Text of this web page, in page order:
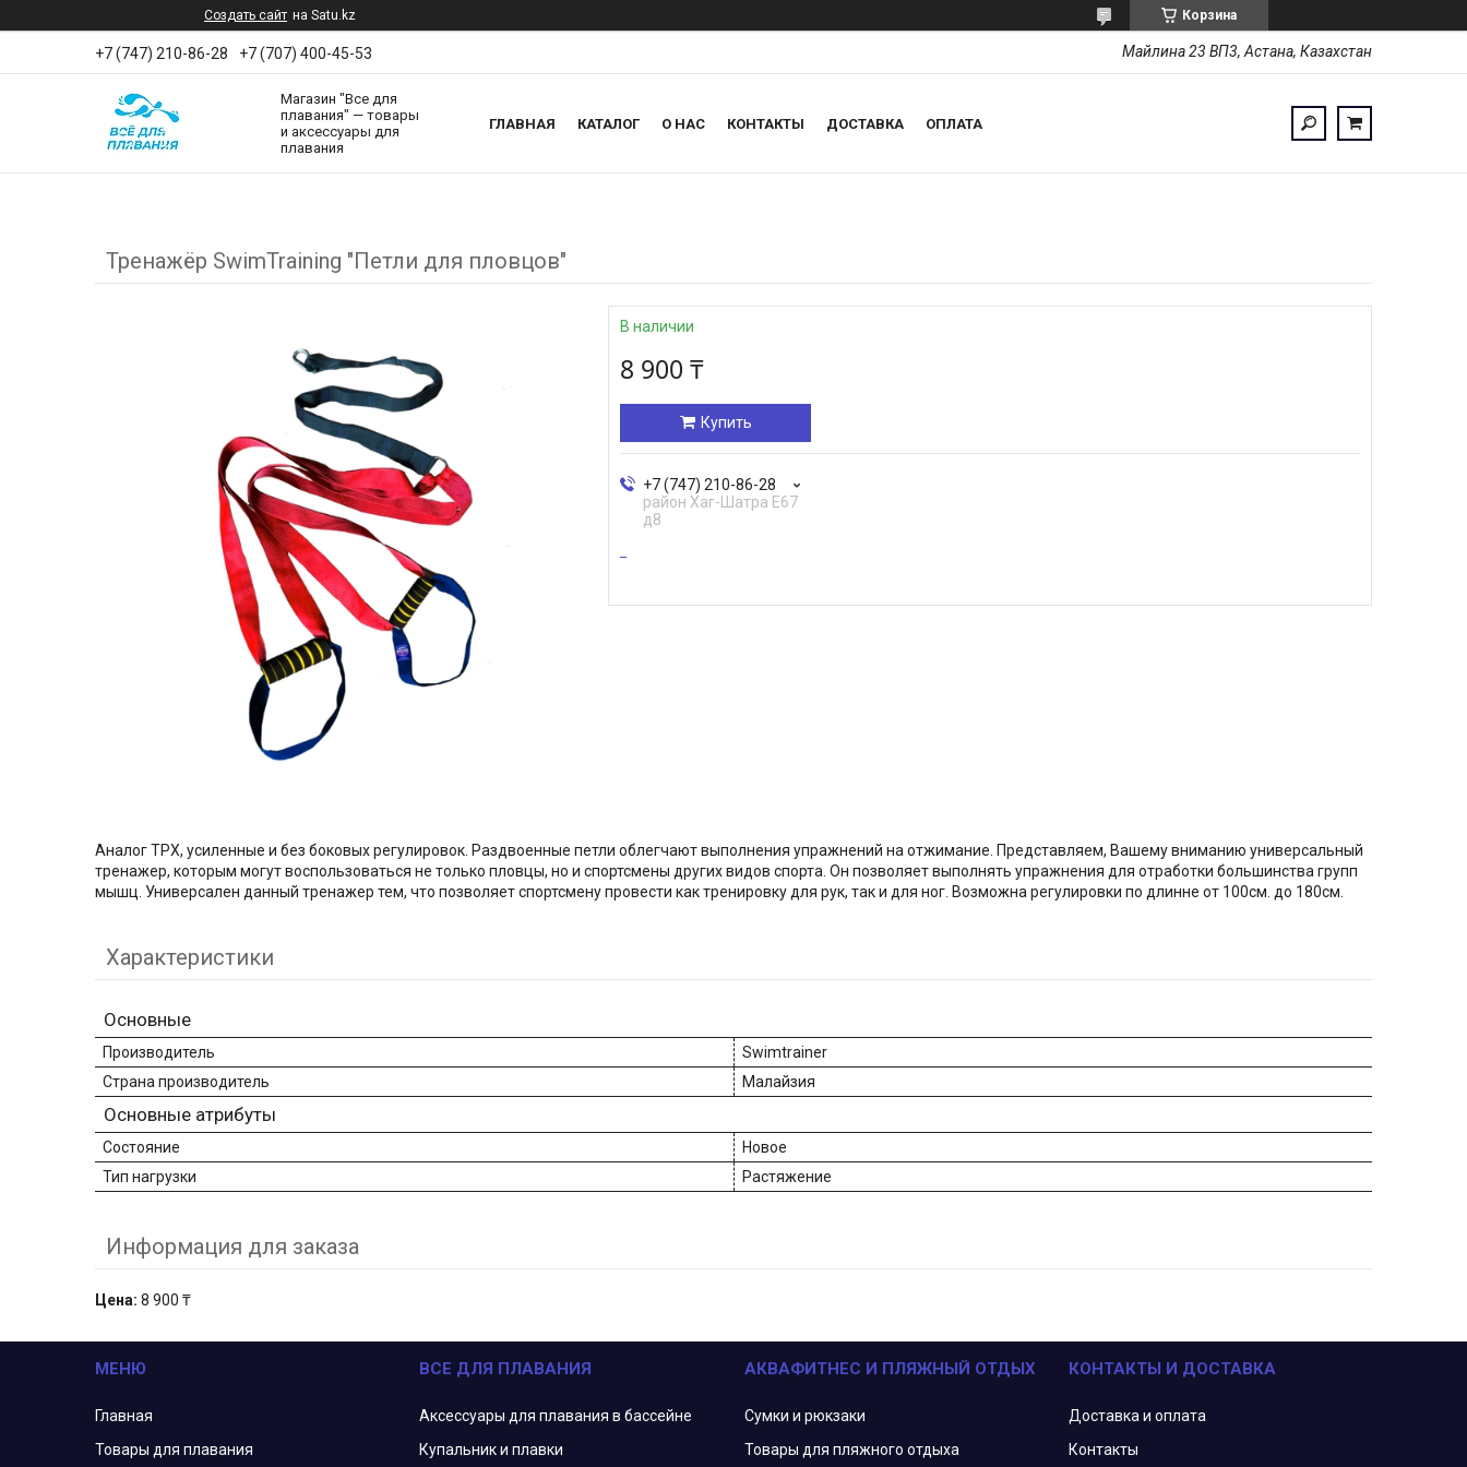
Создать сайт на Satu.kz Корзина
+7 (747) 210-86-28 +7 (707) 400-45-53 Майлина 23 ВП3, Астана, Казахстан
Магазин "Все для
плавания" — товары
и аксессуары для
плавания
ГЛАВНАЯ КАТАЛОГ О НАС КОНТАКТЫ ДОСТАВКА ОПЛАТА
Тренажёр SwimTraining "Петли для пловцов"
В наличии
8 900 ₸
Купить
+7 (747) 210-86-28
район Хаг-Шатра Е67
д8
Аналог ТРХ, усиленные и без боковых регулировок. Раздвоенные петли облегчают выполнения упражнений на отжимание. Представляем, Вашему вниманию универсальный
тренажер, которым могут воспользоваться не только пловцы, но и спортсмены других видов спорта. Он позволяет выполнять упражнения для отработки большинства групп
мышц. Универсален данный тренажер тем, что позволяет спортсмену провести как тренировку для рук, так и для ног. Возможна регулировки по длинне от 100см. до 180см.
Характеристики
Основные
Производитель
Swimtrainer
Страна производитель
Малайзия
Основные атрибуты
Состояние
Новое
Тип нагрузки
Растяжение
Информация для заказа
Цена: 8 900 ₸
МЕНЮ
Главная
Товары для плавания
ВСЕ ДЛЯ ПЛАВАНИЯ
Аксессуары для плавания в бассейне
Купальник и плавки
АКВАФИТНЕС И ПЛЯЖНЫЙ ОТДЫХ
Сумки и рюкзаки
Товары для пляжного отдыха
КОНТАКТЫ И ДОСТАВКА
Доставка и оплата
Контакты